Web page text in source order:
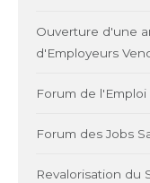
Ouverture d'une
d'Employeurs
Forum de
Forum des Jobs
Revalorisation du